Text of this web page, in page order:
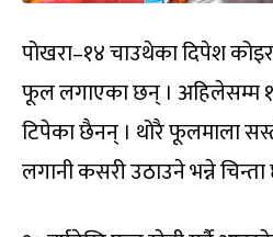
पोखरा–१४ चाउथेका दिपेश
फूल लगाएका छन् । अहिलेसम्म
टिपेका छैनन् । थोरै फूलमाला
लगानी कसरी उठाउने भन्ने चिन्ता